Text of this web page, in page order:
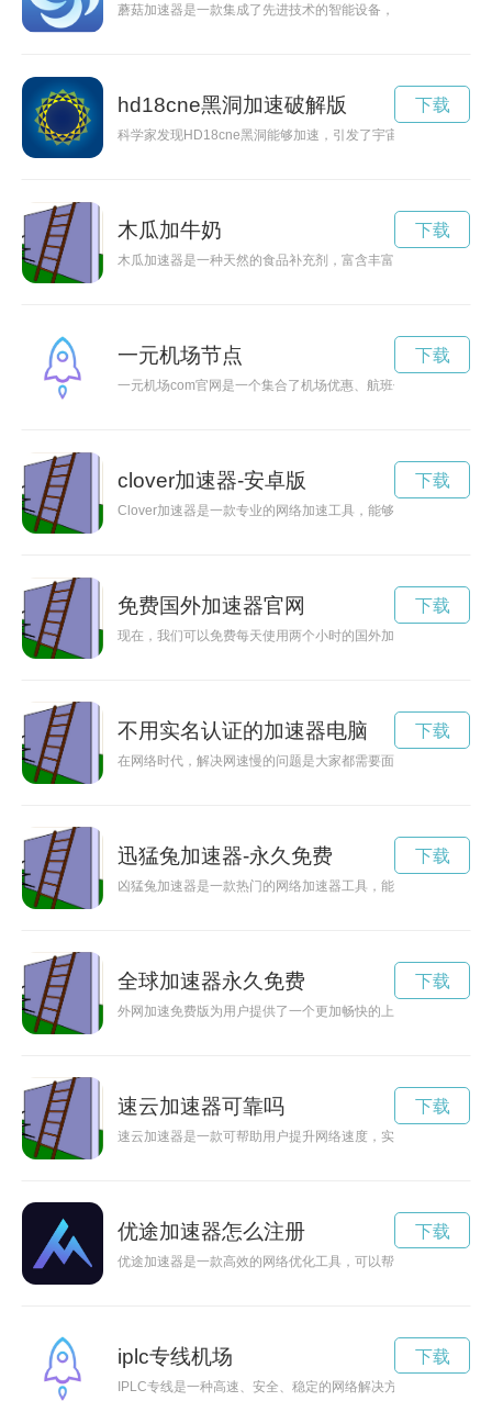
蘑菇加速器是一款集成了先进技术的智能设备，可以加速多种
hd18cne黑洞加速破解版
科学家发现HD18cne黑洞能够加速，引发了宇宙学领域的研究
下载
木瓜加牛奶
木瓜加速器是一种天然的食品补充剂，富含丰富的维生素和抗
下载
一元机场节点
一元机场com官网是一个集合了机场优惠、航班信息和旅行指
下载
clover加速器-安卓版
Clover加速器是一款专业的网络加速工具，能够帮助用户快速
下载
免费国外加速器官网
现在，我们可以免费每天使用两个小时的国外加速器，让我们
下载
不用实名认证的加速器电脑
在网络时代，解决网速慢的问题是大家都需要面对的，但一些
下载
迅猛兔加速器-永久免费
凶猛兔加速器是一款热门的网络加速器工具，能够有效提升网
下载
全球加速器永久免费
外网加速免费版为用户提供了一个更加畅快的上网体验，能够
下载
速云加速器可靠吗
速云加速器是一款可帮助用户提升网络速度，实现流畅体验的
下载
优途加速器怎么注册
优途加速器是一款高效的网络优化工具，可以帮助用户解决网
下载
iplc专线机场
IPLC专线是一种高速、安全、稳定的网络解决方案，适用于企
下载